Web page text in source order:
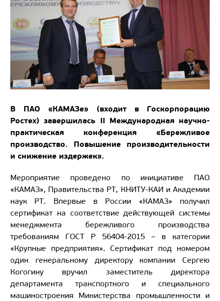
В ПАО «КАМАЗе» (входит в Госкорпорацию
Ростех) завершилась II Международная научно-
практическая конференция «Бережливое
производство. Повышение производительности
и снижение издержек».
Мероприятие проведено по инициативе ПАО
«КАМАЗ», Правительства РТ, КНИТУ-КАИ и Академии
наук РТ. Впервые в России «КАМАЗ» получил
сертификат на соответствие действующей системы
менеджмента бережливого производства
требованиям ГОСТ Р 56404-2015 – в категории
«Крупные предприятия». Сертификат под номером
один генеральному директору компании Сергею
Когогину вручил заместитель директора
департамента транспортного и специального
машиностроения Министерства промышленности и